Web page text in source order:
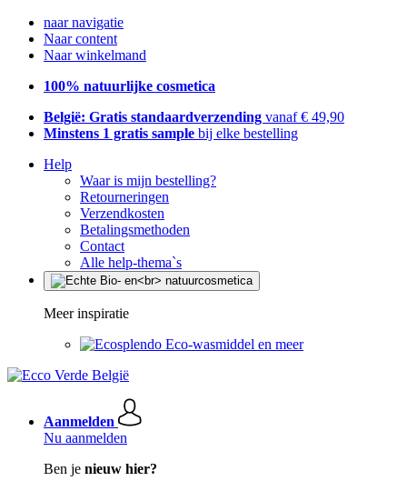
naar navigatie
Naar content
Naar winkelmand
100% natuurlijke cosmetica
België: Gratis standaardverzending vanaf € 49,90
Minstens 1 gratis sample bij elke bestelling
Help
Waar is mijn bestelling?
Retourneringen
Verzendkosten
Betalingsmethoden
Contact
Alle help-thema`s
Meer inspiratie
Eco-wasmiddel en meer
Aanmelden
Nu aanmelden
Ben je nieuw hier?